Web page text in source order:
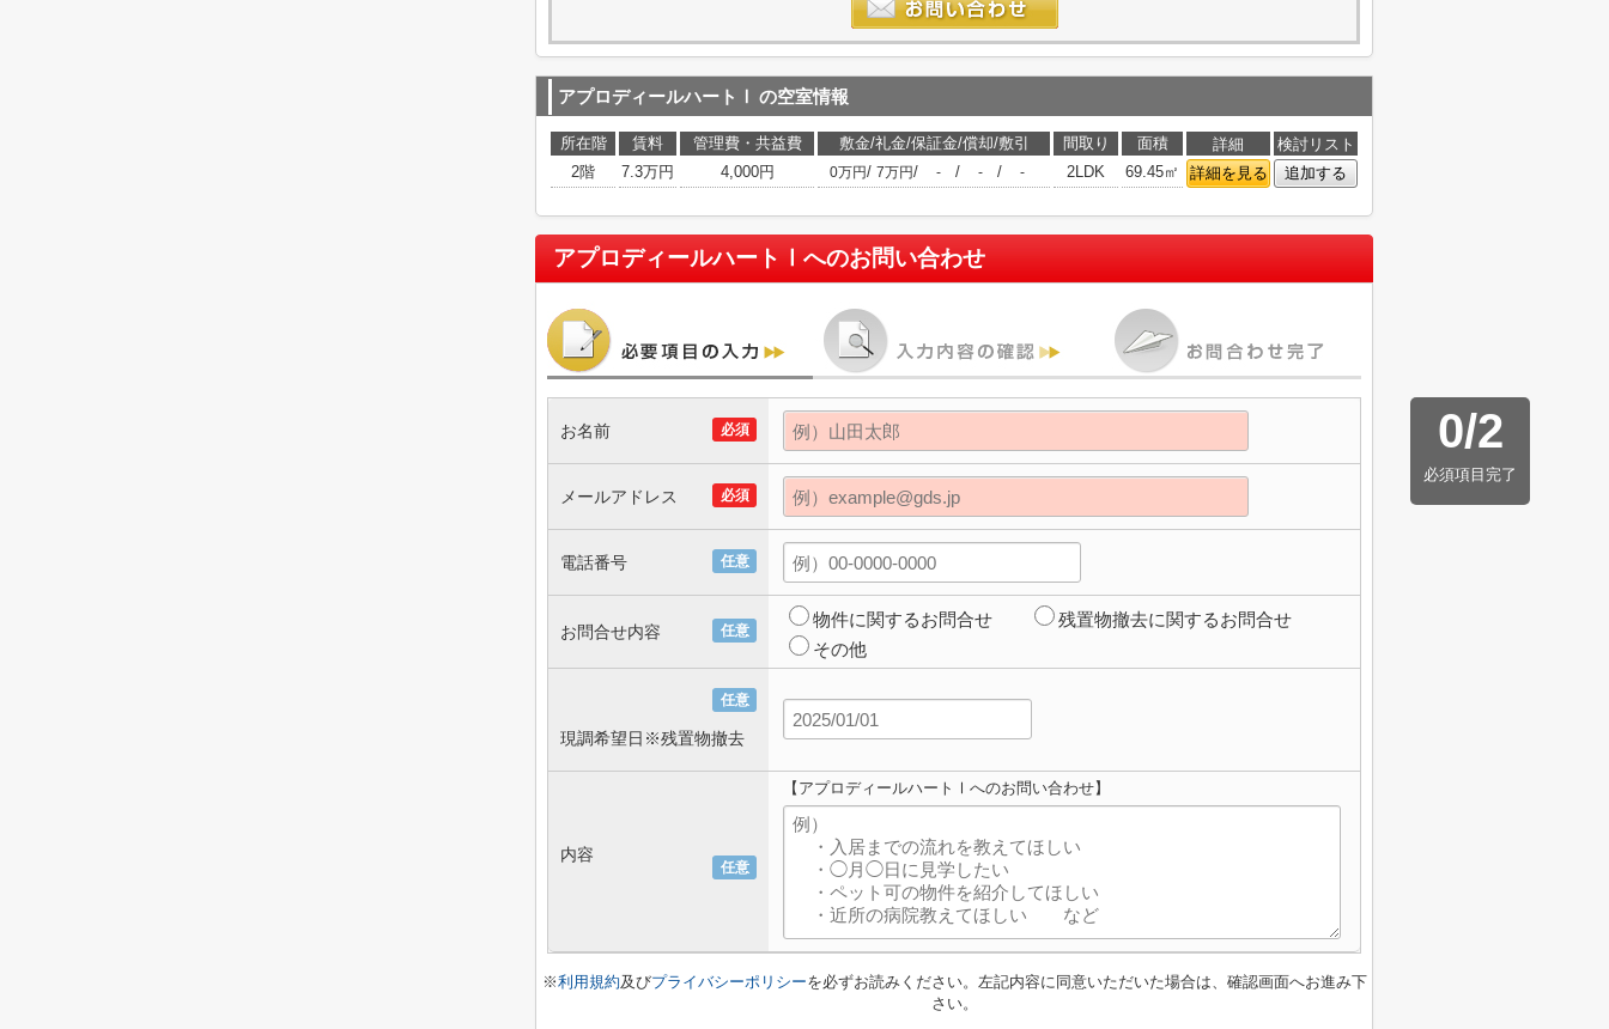
アプロディールハートⅠ の空室情報
所在階 賃料 管理費・共益費 敷金/礼金/保証金/償却/敷引 間取り 面積 詳細
検討リスト
2階
7.3万円 4,000円 0万円/ 7万円/ - / - / - 2LDK 69.45㎡ 詳細を見る 追加する
アプロディールハートⅠ へのお問い合わせ
0/2
必須項目完了
必須
お名前
必須
メールアドレス
任意
電話番号
任意
お問合せ内容
物件に関するお問合せ
残置物撤去に関するお問合せ
その他
任意
現調希望日※残置物撤去
任意
内容
【アプロディールハートⅠへのお問い合わせ】
※利用規約及びプライバシーポリシーを必ずお読みください。左記内容に同意いただいた場合は、確認画面へお進み下
さい。